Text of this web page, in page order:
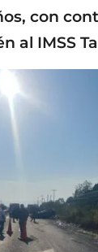
con
al IMSS